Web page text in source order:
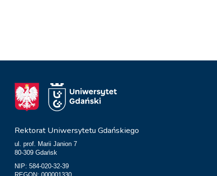
Rektorat Uniwersytetu Gdańskiego
ul. prof. Marii Janion 7
80-309 Gdańsk
NIP: 584-020-32-39